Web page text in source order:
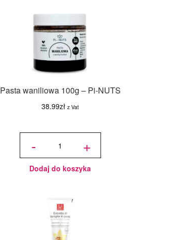
Pasta waniliowa 100g – Pi-NUTS
38.99zł z Vat
-
ilość
100g -
Pi-NUTS +
Dodaj do koszyka